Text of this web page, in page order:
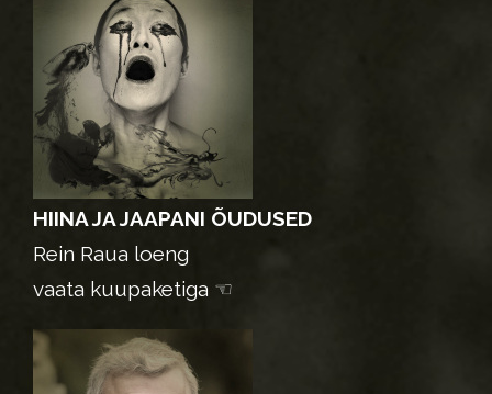
HIINA JA JAAPANI ÕUDUSED
Rein Raua loeng
vaata kuupaketiga ☜